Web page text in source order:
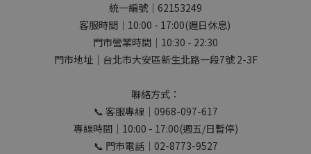
統一編號｜62153249
客服時間｜10:00 - 17:00(週日休息)
門市營業時間｜10:30 - 22:30
門市地址｜台北市大安區新生北路一段7號 2-3F
聯絡方式：
📞 客服專線｜0968-097-617
專線時間｜10:00 - 17:00(週五/日暫停)
📞 門市電話｜02-8773-9527